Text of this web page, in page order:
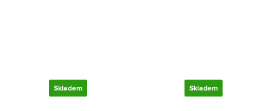
Skladem Skladem